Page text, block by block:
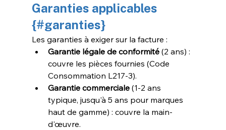
Garanties applicables
{#garanties}
Les garanties à exiger sur la facture :
Garantie légale de conformité (2 ans) :
couvre les pièces fournies (Code
Consommation L217-3).
Garantie commerciale (1-2 ans
typique, jusqu'à 5 ans pour marques
haut de gamme) : couvre la main-
d'œuvre.